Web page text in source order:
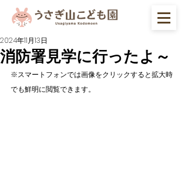
消防署見学に行ったよ～
2024年11月13日
※スマートフォンでは画像をクリックすると拡大時
でも鮮明に閲覧できます。